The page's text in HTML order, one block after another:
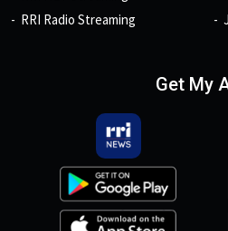
RRI Radio Streaming
Get My